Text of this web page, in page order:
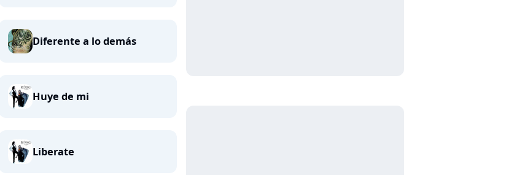
Diferente a lo demás
Huye de mi
Liberate